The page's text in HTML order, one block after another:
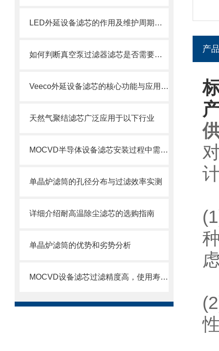
LED外延设备滤芯的作用及维护周期科普
如何判断真空泵过滤器滤芯是否需要更换？
Veeco外延设备滤芯的核心功能与应用场景
天然气聚结滤芯广泛应用于以下行业
MOCVD半导体设备滤芯安装过程中需要注意的几个关键步骤
单晶炉滤筒的孔径分布与过滤效率实测
详细介绍耐高温除尘滤芯的选购指南
单晶炉滤筒的优势和劣势分析
MOCVD设备滤芯过滤精度高，使用寿命长
产